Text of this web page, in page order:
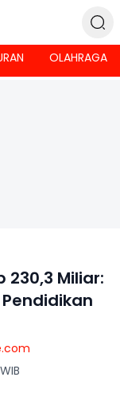
OLAHRAGA
230,3 Miliar:
Pendidikan